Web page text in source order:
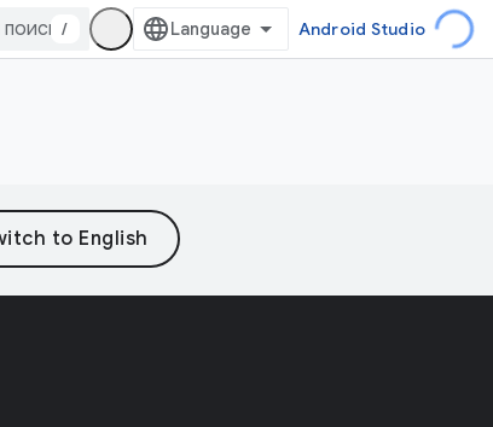
/ Android Studio